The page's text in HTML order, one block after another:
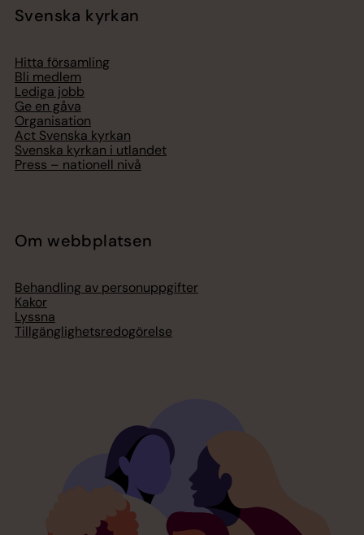
Svenska kyrkan
Hitta församling
Bli medlem
Lediga jobb
Ge en gåva
Organisation
Act Svenska kyrkan
Svenska kyrkan i utlandet
Press – nationell nivå
Om webbplatsen
Behandling av personuppgifter
Kakor
Lyssna
Tillgänglighetsredogörelse